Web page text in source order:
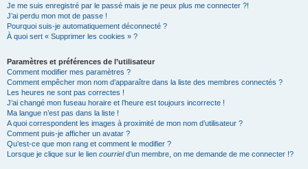
Je me suis enregistré par le passé mais je ne peux plus me connecter ?!
J’ai perdu mon mot de passe !
Pourquoi suis-je automatiquement déconnecté ?
À quoi sert « Supprimer les cookies » ?
Paramètres et préférences de l’utilisateur
Comment modifier mes paramètres ?
Comment empêcher mon nom d’apparaître dans la liste des membres connectés ?
Les heures ne sont pas correctes !
J’ai changé mon fuseau horaire et l’heure est toujours incorrecte !
Ma langue n’est pas dans la liste !
A quoi correspondent les images à proximité de mon nom d’utilisateur ?
Comment puis-je afficher un avatar ?
Qu’est-ce que mon rang et comment le modifier ?
Lorsque je clique sur le lien courrield’un membre, on me demande de me connecter !?